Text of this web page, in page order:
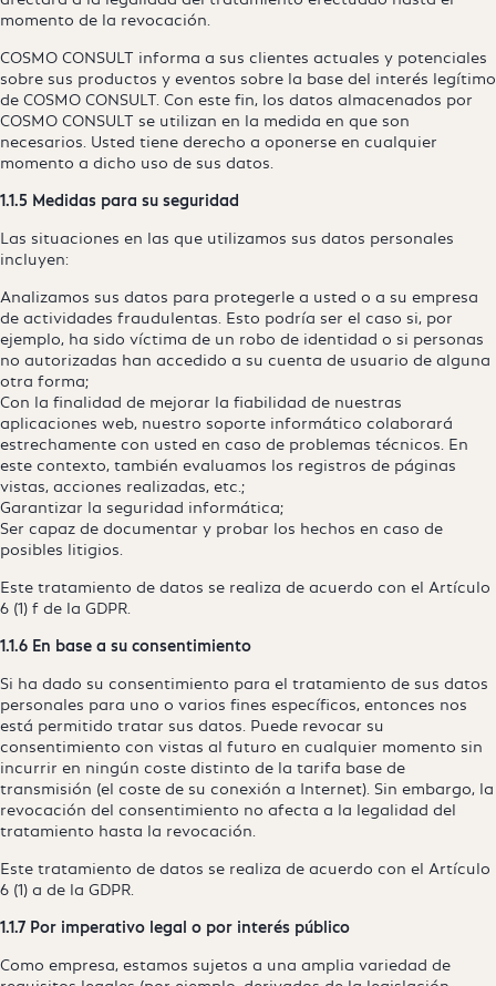
momento de la revocación.
COSMO CONSULT informa a sus clientes actuales y potenciales
sobre sus productos y eventos sobre la base del interés legítimo
de COSMO CONSULT. Con este fin, los datos almacenados por
COSMO CONSULT se utilizan en la medida en que son
necesarios. Usted tiene derecho a oponerse en cualquier
momento a dicho uso de sus datos.
1.1.5 Medidas para su seguridad
Las situaciones en las que utilizamos sus datos personales
incluyen:
Analizamos sus datos para protegerle a usted o a su empresa
de actividades fraudulentas. Esto podría ser el caso si, por
ejemplo, ha sido víctima de un robo de identidad o si personas
no autorizadas han accedido a su cuenta de usuario de alguna
otra forma;
Con la finalidad de mejorar la fiabilidad de nuestras
aplicaciones web, nuestro soporte informático colaborará
estrechamente con usted en caso de problemas técnicos. En
este contexto, también evaluamos los registros de páginas
vistas, acciones realizadas, etc.;
Garantizar la seguridad informática;
Ser capaz de documentar y probar los hechos en caso de
posibles litigios.
Este tratamiento de datos se realiza de acuerdo con el Artículo
6 (1) f de la GDPR.
1.1.6 En base a su consentimiento
Si ha dado su consentimiento para el tratamiento de sus datos
personales para uno o varios fines específicos, entonces nos
está permitido tratar sus datos. Puede revocar su
consentimiento con vistas al futuro en cualquier momento sin
incurrir en ningún coste distinto de la tarifa base de
transmisión (el coste de su conexión a Internet). Sin embargo, la
revocación del consentimiento no afecta a la legalidad del
tratamiento hasta la revocación.
Este tratamiento de datos se realiza de acuerdo con el Artículo
6 (1) a de la GDPR.
1.1.7 Por imperativo legal o por interés público
Como empresa, estamos sujetos a una amplia variedad de